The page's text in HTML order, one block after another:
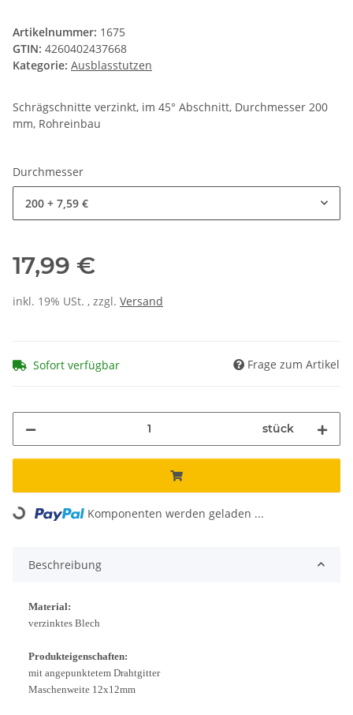
Artikelnummer: 1675
GTIN: 4260402437668
Kategorie: Ausblasstutzen
Schrägschnitte verzinkt, im 45° Abschnitt, Durchmesser 200
mm, Rohreinbau
Durchmesser
200 + 7,59 €
17,99 €
inkl. 19% USt. , zzgl. Versand
Sofort verfügbar Frage zum Artikel
stück
Loading... Komponenten werden geladen ...
Beschreibung
Material:
verzinktes Blech
Produkteigenschaften:
mit angepunktetem Drahtgitter
Maschenweite 12x12mm